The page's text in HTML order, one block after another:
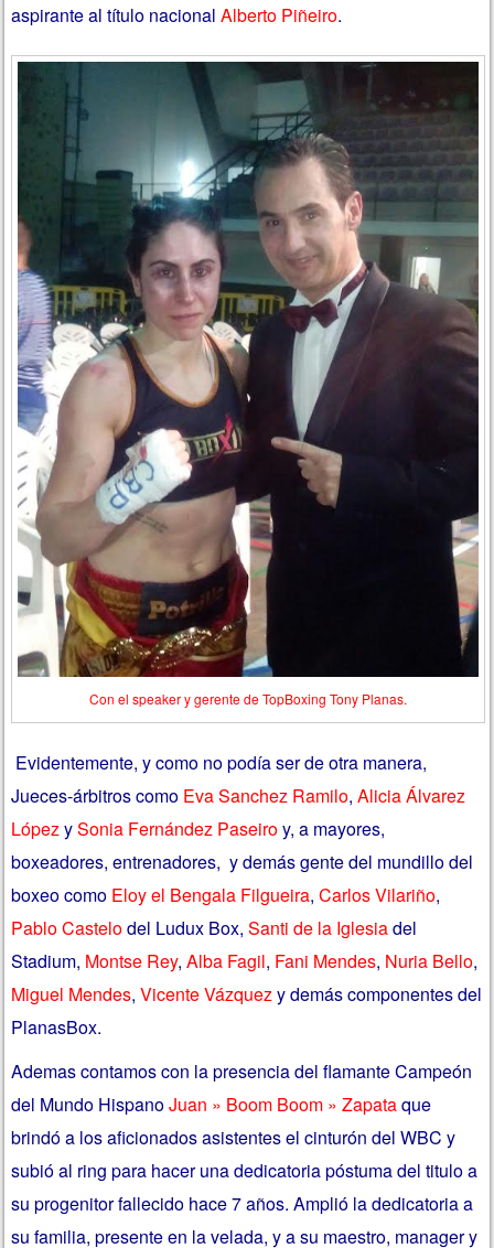
aspirante al título nacionalAlberto Piñeiro.
Con el speaker y gerente de TopBoxing Tony Planas.
Evidentemente, y como no podía ser de otra manera,
Jueces-árbitros como Eva Sanchez Ramilo,Alicia Álvarez
LópezySonia Fernández Paseiroy, a mayores,
boxeadores, entrenadores, y demás gente del mundillo del
boxeo como Eloy el Bengala Filgueira,Carlos Vilariño,
Pablo Castelodel Ludux Box,Santi de la Iglesiadel
Stadium, Montse Rey,Alba Fagil, Fani Mendes, Nuria Bello,
Miguel Mendes,Vicente Vázquezy demás componentes del
PlanasBox.
Ademas contamos con la presencia del flamante Campeón
del Mundo HispanoJuan » Boom Boom » Zapataque
brindó a los aficionados asistentes el cinturón del WBC y
subió al ring para hacer una dedicatoria póstuma del titulo a
su progenitor fallecido hace 7 años. Amplió la dedicatoria a
su familia, presente en la velada, y a su maestro, manager y